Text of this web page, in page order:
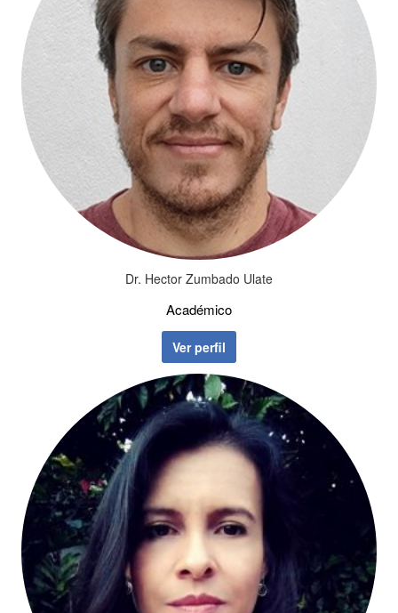
Dr. Hector Zumbado Ulate
Académico
Ver perfil